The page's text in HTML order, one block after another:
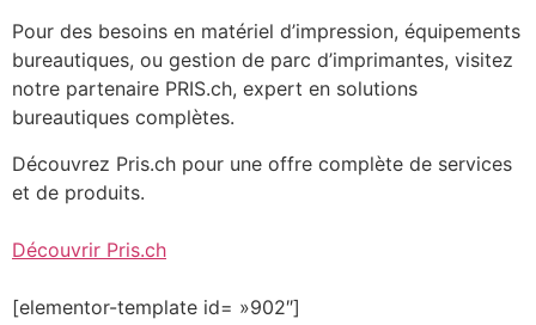
Pour des besoins en matériel d’impression, équipements
bureautiques, ou gestion de parc d’imprimantes, visitez
notre partenaire PRIS.ch, expert en solutions
bureautiques complètes.
Découvrez Pris.ch pour une offre complète de services
et de produits.
Découvrir Pris.ch
[elementor-template id= »902″]